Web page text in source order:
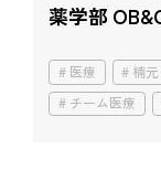
薬学部
医療 楠
チーム医療